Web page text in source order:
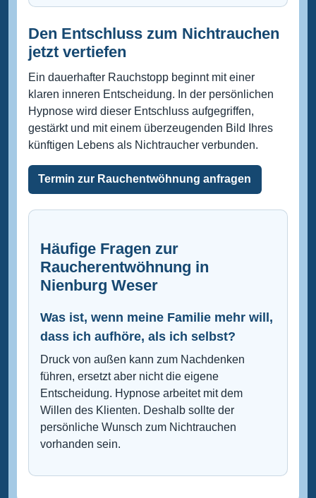
Den Entschluss zum Nichtrauchen
jetzt vertiefen
Ein dauerhafter Rauchstopp beginnt mit einer
klaren inneren Entscheidung. In der persönlichen
Hypnose wird dieser Entschluss aufgegriffen,
gestärkt und mit einem überzeugenden Bild Ihres
künftigen Lebens als Nichtraucher verbunden.
Termin zur Rauchentwöhnung anfragen
Häufige Fragen zur
Raucherentwöhnung in
Nienburg Weser
Was ist, wenn meine Familie mehr will,
dass ich aufhöre, als ich selbst?
Druck von außen kann zum Nachdenken
führen, ersetzt aber nicht die eigene
Entscheidung. Hypnose arbeitet mit dem
Willen des Klienten. Deshalb sollte der
persönliche Wunsch zum Nichtrauchen
vorhanden sein.